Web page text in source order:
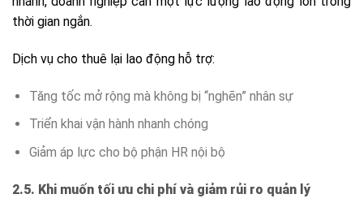
thời gian ngắn.
Dịch vụ cho thuê lại lao động hỗ trợ:
Tăng tốc mở rộng mà không bị “nghẽn” nhân sự
Triển khai vận hành nhanh chóng
Giảm áp lực cho bộ phận HR nội bộ
2.5. Khi muốn tối ưu chi phí và giảm rủi ro quản lý